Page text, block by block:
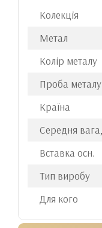
Колекція
Метал
Колір металу
Проба металу
Країна
Середня
Вставка осн.
Тип виробу
Для кого